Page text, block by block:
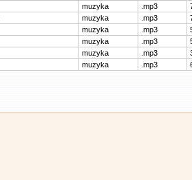
muzyka .mp3
muzyka .mp3
muzyka .mp3
muzyka .mp3
muzyka .mp3
muzyka .mp3